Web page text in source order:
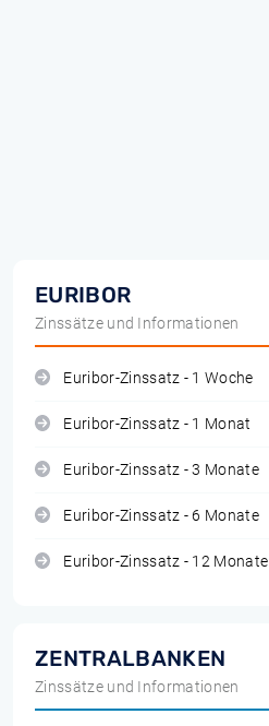
EURIBOR
Zinssätze und Informationen
Euribor-Zinssatz - 1 Woche
Euribor-Zinssatz - 1 Monat
Euribor-Zinssatz - 3 Monate
Euribor-Zinssatz - 6 Monate
Euribor-Zinssatz - 12 Monate
ZENTRALBANKEN
Zinssätze und Informationen